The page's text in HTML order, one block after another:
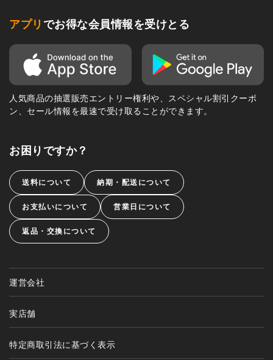
アプリ でお得な会員情報を受けとる
人気商品の抽選販売エントリー権利や、スペシャル割引クーポ
ン、セール情報を最速で受け取ることができます。
お困りですか？
送料について 納期・配送について
お支払いについて 営業日について
返品・交換について
運営会社
実店舗
特定商取引法に基づく表示